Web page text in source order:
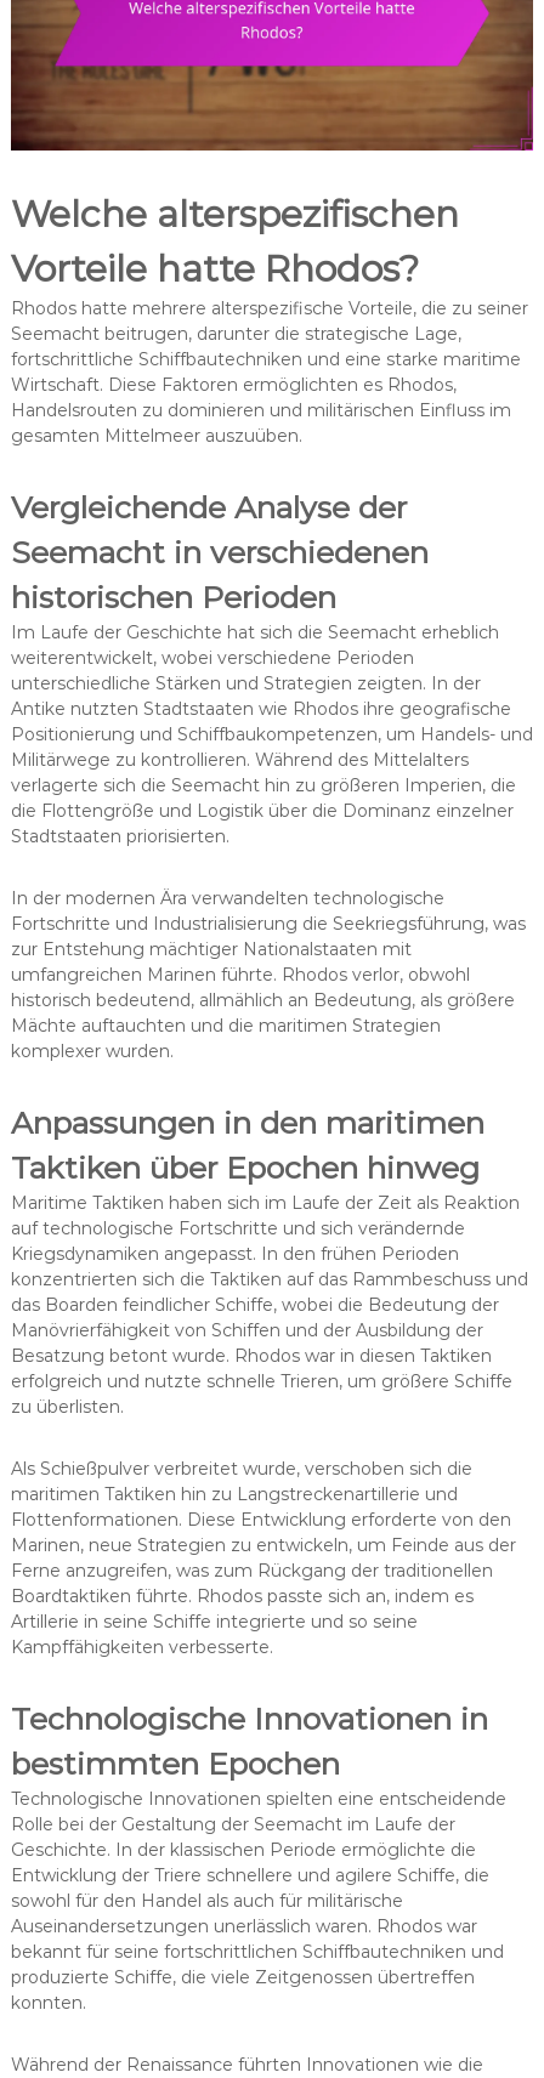
Welche alterspezifischen
Vorteile hatte Rhodos?
Rhodos hatte mehrere alterspezifische Vorteile, die zu seiner
Seemacht beitrugen, darunter die strategische Lage,
fortschrittliche Schiffbautechniken und eine starke maritime
Wirtschaft. Diese Faktoren ermöglichten es Rhodos,
Handelsrouten zu dominieren und militärischen Einfluss im
gesamten Mittelmeer auszuüben.
Vergleichende Analyse der
Seemacht in verschiedenen
historischen Perioden
Im Laufe der Geschichte hat sich die Seemacht erheblich
weiterentwickelt, wobei verschiedene Perioden
unterschiedliche Stärken und Strategien zeigten. In der
Antike nutzten Stadtstaaten wie Rhodos ihre geografische
Positionierung und Schiffbaukompetenzen, um Handels- und
Militärwege zu kontrollieren. Während des Mittelalters
verlagerte sich die Seemacht hin zu größeren Imperien, die
die Flottengröße und Logistik über die Dominanz einzelner
Stadtstaaten priorisierten.
In der modernen Ära verwandelten technologische
Fortschritte und Industrialisierung die Seekriegsführung, was
zur Entstehung mächtiger Nationalstaaten mit
umfangreichen Marinen führte. Rhodos verlor, obwohl
historisch bedeutend, allmählich an Bedeutung, als größere
Mächte auftauchten und die maritimen Strategien
komplexer wurden.
Anpassungen in den maritimen
Taktiken über Epochen hinweg
Maritime Taktiken haben sich im Laufe der Zeit als Reaktion
auf technologische Fortschritte und sich verändernde
Kriegsdynamiken angepasst. In den frühen Perioden
konzentrierten sich die Taktiken auf das Rammbeschuss und
das Boarden feindlicher Schiffe, wobei die Bedeutung der
Manövrierfähigkeit von Schiffen und der Ausbildung der
Besatzung betont wurde. Rhodos war in diesen Taktiken
erfolgreich und nutzte schnelle Trieren, um größere Schiffe
zu überlisten.
Als Schießpulver verbreitet wurde, verschoben sich die
maritimen Taktiken hin zu Langstreckenartillerie und
Flottenformationen. Diese Entwicklung erforderte von den
Marinen, neue Strategien zu entwickeln, um Feinde aus der
Ferne anzugreifen, was zum Rückgang der traditionellen
Boardtaktiken führte. Rhodos passte sich an, indem es
Artillerie in seine Schiffe integrierte und so seine
Kampffähigkeiten verbesserte.
Technologische Innovationen in
bestimmten Epochen
Technologische Innovationen spielten eine entscheidende
Rolle bei der Gestaltung der Seemacht im Laufe der
Geschichte. In der klassischen Periode ermöglichte die
Entwicklung der Triere schnellere und agilere Schiffe, die
sowohl für den Handel als auch für militärische
Auseinandersetzungen unerlässlich waren. Rhodos war
bekannt für seine fortschrittlichen Schiffbautechniken und
produzierte Schiffe, die viele Zeitgenossen übertreffen
konnten.
Während der Renaissance führten Innovationen wie die